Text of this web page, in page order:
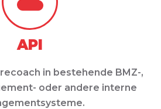
API
in bestehende BMZ-,
oder andere interne